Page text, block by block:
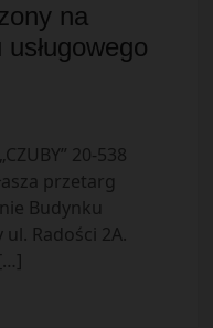
na
20-538
przetarg
Budynku
Radości 2A.